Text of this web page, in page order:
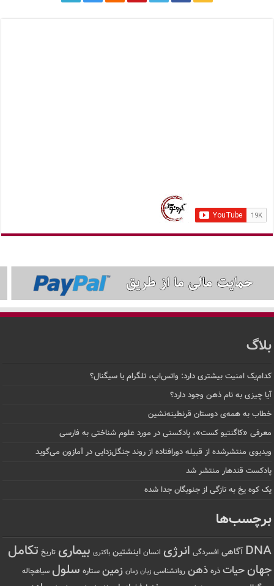
بلاگ
کدام‌یک امنیت بیشتری دارد: واتس‌اپ، تلگرام یا سیگنال؟
آیا چیزی به نام ذهن وجود دارد؟
خطاب به همه‌ی دوستان قرنطینه‌نشین
معرفی «کاگنتیو کست»، پادکستی در مورد علوم شناختی به فارسی
ویدیوی منتشرشده از قبیله دورافتاده‌ از روند جنگل‌زدایی در آمازون می‌گوید
پادکست قندهار منتشر شد
یک کوه یخ به تازگی از جنوبگان جدا شده
برچسب‌ها
DNA آگاهی افسردگی انرژی انسان اینشتین باکتری بیماری تاریخ تکامل
جهانحیات ذره ذهن روانشناسی زبان زمان زمین ستاره سلول سیاهچاله